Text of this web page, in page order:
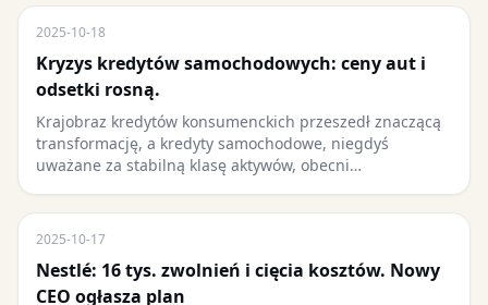
2025-10-18
Kryzys kredytów samochodowych: ceny aut i
odsetki rosną.
Krajobraz kredytów konsumenckich przeszedł znaczącą
transformację, a kredyty samochodowe, niegdyś
uważane za stabilną klasę aktywów, obecni…
2025-10-17
Nestlé: 16 tys. zwolnień i cięcia kosztów. Nowy
CEO ogłasza plan